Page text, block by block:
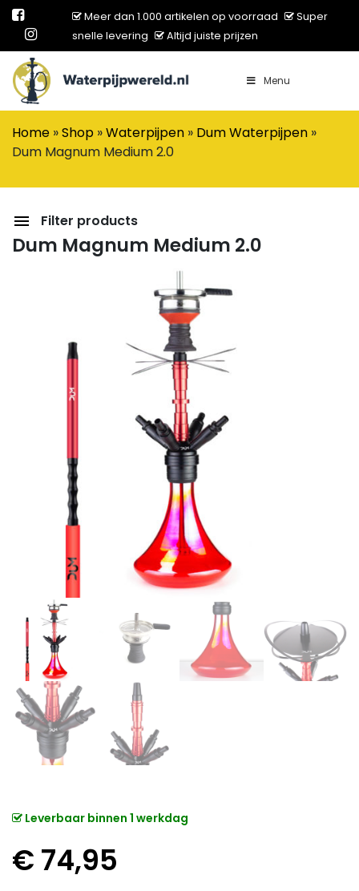
Meer dan 1.000 artikelen op voorraad
Super
snelle levering
Altijd juiste prijzen
Main Navigation Menu
Home »Shop »Waterpijpen » Dum Waterpijpen »
Dum Magnum Medium 2.0
Filter products
Dum Magnum Medium 2.0
Leverbaar binnen 1 werkdag
€ 74,95